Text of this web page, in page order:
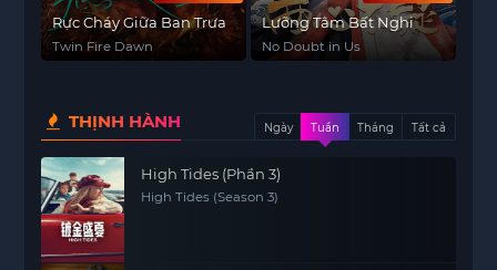
Rực Cháy Giữa Ban Trưa
Twin Fire Dawn
Lưỡng Tâm Bất Nghi
No Doubt in Us
THỊNH HÀNH Ngày Tuần Tháng Tất cả
High Tides (Phần 3)
High Tides (Season 3)